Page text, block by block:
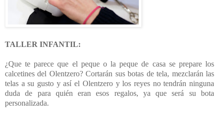
TALLER INFANTIL:
¿Que te parece que el peque o la peque de casa se prepare los
calcetines del Olentzero? Cortarán sus botas de tela, mezclarán las
telas a su gusto y así el Olentzero y los reyes no tendrán ninguna
duda de para quién eran esos regalos, ya que será su bota
personalizada.